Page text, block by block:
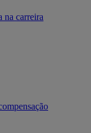
na carreira